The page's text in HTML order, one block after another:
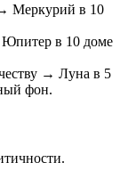
Меркурий в 10
в 10 доме
→ Луна в 5
фон.